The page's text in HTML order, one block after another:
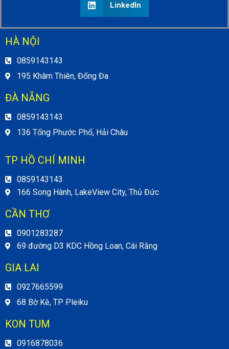
LinkedIn
HÀ NỘI
0859143143
195 Khâm Thiên, Đống Đa
ĐÀ NẴNG
0859143143
136 Tống Phước Phổ, Hải Châu
TP HỒ CHÍ MINH
0859143143
166 Song Hành, LakeView City, Thủ Đức
CẦN THƠ
0901283287
69 đường D3 KDC Hồng Loan, Cái Răng
GIA LAI
0927665599
68 Bờ Kè, TP Pleiku
KON TUM
0916878036